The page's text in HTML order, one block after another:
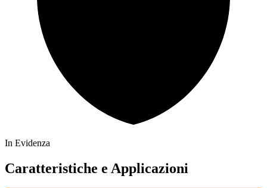
In Evidenza
Caratteristiche e Applicazioni